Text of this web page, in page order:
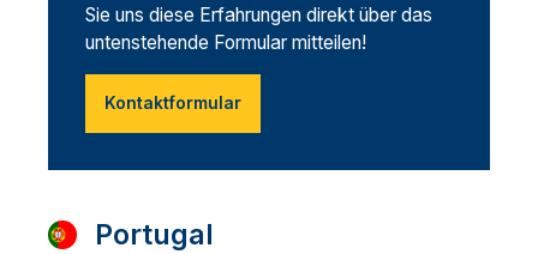
Sie uns diese Erfahrungen direkt über das
untenstehende Formular mitteilen!
Kontaktformular
Portugal